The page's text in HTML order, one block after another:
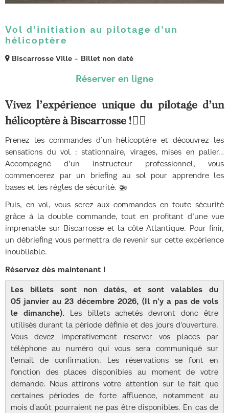
Vol d'initiation au pilotage d'un
hélicoptère
Biscarrosse Ville Billet non daté
Vivez l’expérience unique du pilotage d’un
hélicoptère à Biscarrosse !🧑‍✈️
Prenez les commandes d’un hélicoptère et découvrez les
sensations du vol : stationnaire, virages, mises en palier…
Accompagné d’un instructeur professionnel, vous
commencerez par un briefing au sol pour apprendre les
bases et les règles de sécurité. 🚁
Puis, en vol, vous serez aux commandes en toute sécurité
grâce à la double commande, tout en profitant d’une vue
imprenable sur Biscarrosse et la côte Atlantique. Pour finir,
un débriefing vous permettra de revenir sur cette expérience
inoubliable.
Réservez dès maintenant !
Les billets sont non datés, et sont valables du
05 janvier au 23 décembre 2026, (Il n'y a pas de vols
le dimanche). Les billets achetés devront donc être
utilisés durant la période définie et des jours d'ouverture.
Vous devez imperativement reserver vos places par
téléphone au numéro qui vous sera communiqué sur
l'email de confirmation. Les réservations se font en
fonction des places disponibies au moment de votre
demande. Nous attirons votre attention sur le fait que
certaines périodes de forte affluence, notamment au
mois d'août pourraient ne pas être disponibles. En cas de